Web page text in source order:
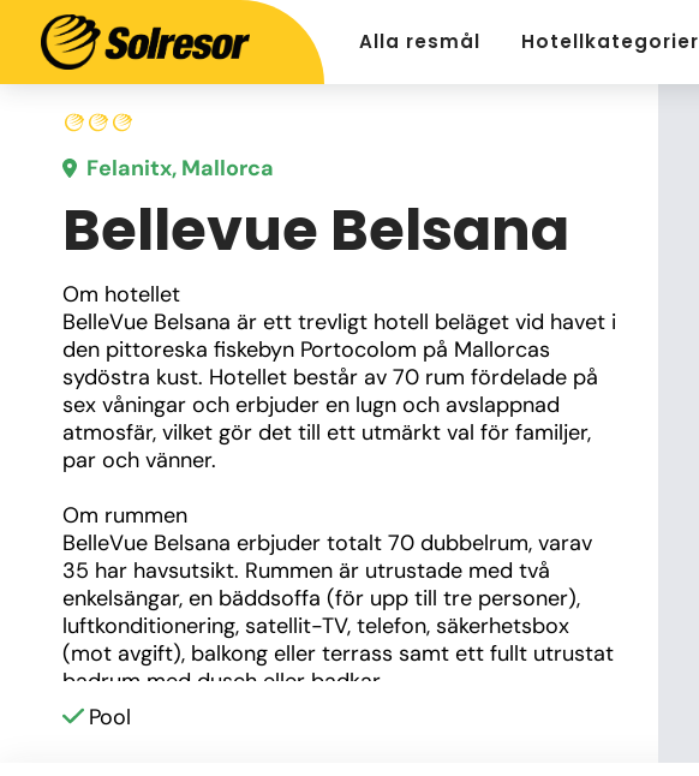
Alla resmål Hotellkategorier
Felanitx, Mallorca
Bellevue Belsana
Om hotellet
BelleVue Belsana är ett trevligt hotell beläget vid havet i
den pittoreska fiskebyn Portocolom på Mallorcas
sydöstra kust. Hotellet består av 70 rum fördelade på
sex våningar och erbjuder en lugn och avslappnad
atmosfär, vilket gör det till ett utmärkt val för familjer,
par och vänner.
Om rummen
BelleVue Belsana erbjuder totalt 70 dubbelrum, varav
35 har havsutsikt. Rummen är utrustade med två
enkelsängar, en bäddsoffa (för upp till tre personer),
luftkonditionering, satellit-TV, telefon, säkerhetsbox
(mot avgift), balkong eller terrass samt ett fullt utrustat
badrum med dusch eller badkar.
Pool